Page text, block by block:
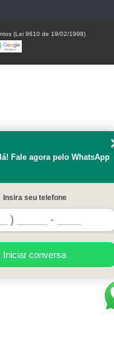
Fale agora pelo WhatsApp
Insira seu telefone
Iniciar conversa
(Lei 9610 de 19/02/1998)